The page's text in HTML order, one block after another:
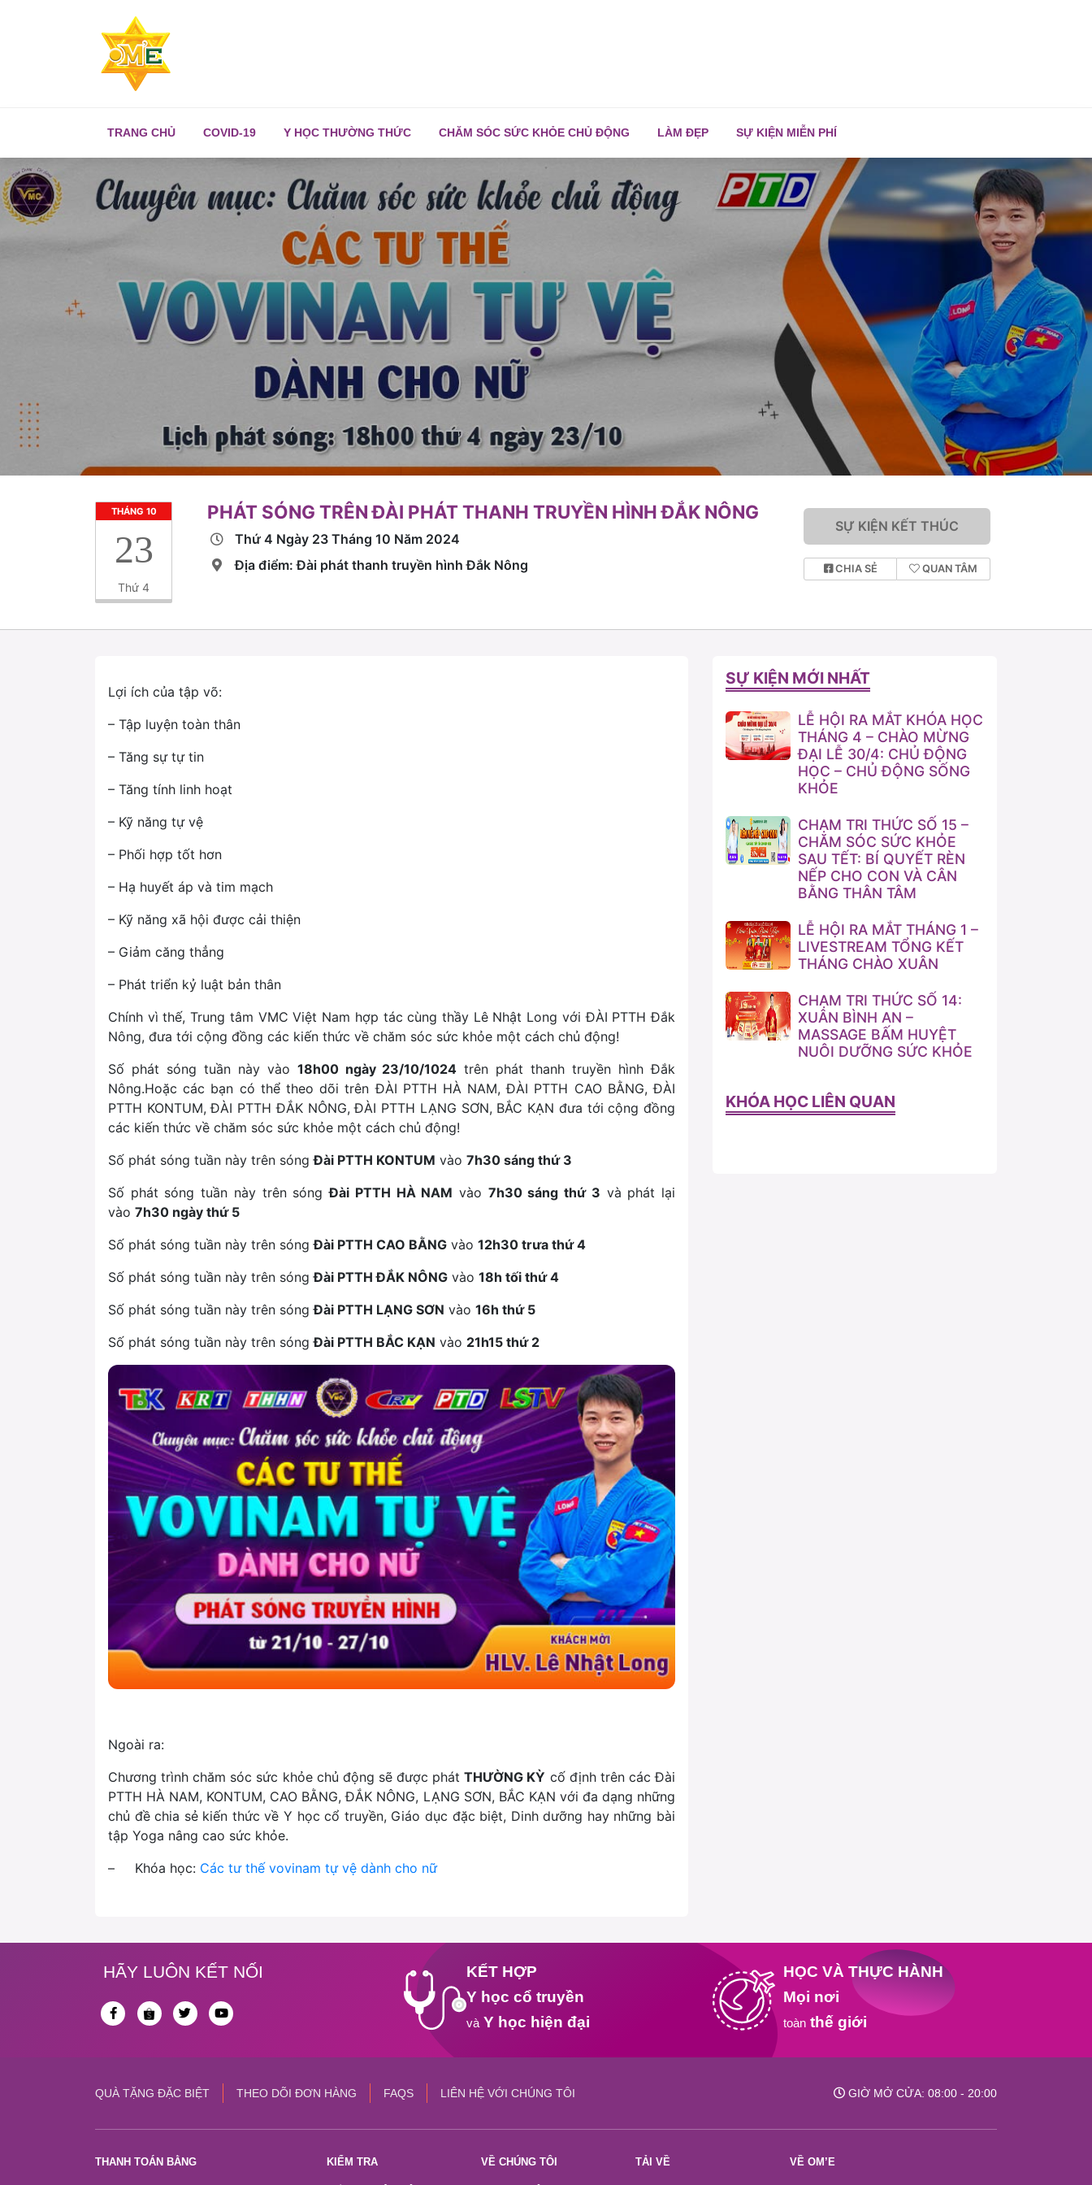
TRANG CHỦ COVID-19 Y HỌC THƯỜNG THỨC CHĂM SÓC SỨC KHỎE CHỦ ĐỘNG LÀM ĐẸP SỰ KIỆN MIỄN PHÍ
THÁNG 10
23
Thứ 4
PHÁT SÓNG TRÊN ĐÀI PHÁT THANH TRUYỀN HÌNH ĐẮK NÔNG
Thứ 4 Ngày 23 Tháng 10 Năm 2024
Địa điểm: Đài phát thanh truyền hình Đắk Nông
SỰ KIỆN KẾT THÚC
CHIA SẺ QUAN TÂM
Lợi ích của tập võ:
– Tập luyện toàn thân
– Tăng sự tự tin
– Tăng tính linh hoạt
– Kỹ năng tự vệ
– Phối hợp tốt hơn
– Hạ huyết áp và tim mạch
– Kỹ năng xã hội được cải thiện
– Giảm căng thẳng
– Phát triển kỷ luật bản thân
Chính vì thế, Trung tâm VMC Việt Nam hợp tác cùng thầy Lê Nhật Long với ĐÀI PTTH Đắk
Nông, đưa tới cộng đồng các kiến thức về chăm sóc sức khỏe một cách chủ động!
Số phát sóng tuần này vào 18h00 ngày 23/10/1024 trên phát thanh truyền hình Đắk
Nông.Hoặc các bạn có thể theo dõi trên ĐÀI PTTH HÀ NAM, ĐÀI PTTH CAO BẰNG, ĐÀI
PTTH KONTUM, ĐÀI PTTH ĐẮK NÔNG, ĐÀI PTTH LẠNG SƠN, BẮC KẠN đưa tới cộng đồng
các kiến thức về chăm sóc sức khỏe một cách chủ động!
Số phát sóng tuần này trên sóngĐài PTTH KONTUM vào 7h30 sáng thứ 3
Số phát sóng tuần này trên sóngĐài PTTH HÀ NAM vào 7h30 sáng thứ 3 và phát lại
vào 7h30 ngày thứ 5
Số phát sóng tuần này trên sóngĐài PTTH CAO BẰNG vào 12h30 trưa thứ 4
Số phát sóng tuần này trên sóngĐài PTTH ĐẮK NÔNG vào 18h tối thứ 4
Số phát sóng tuần này trên sóngĐài PTTH LẠNG SƠN vào 16h thứ 5
Số phát sóng tuần này trên sóngĐài PTTH BẮC KẠN vào 21h15 thứ 2
Ngoài ra:
Chương trình chăm sóc sức khỏe chủ động sẽ được phátTHƯỜNG KỲ cố định trên các Đài
PTTH HÀ NAM, KONTUM, CAO BẰNG, ĐẮK NÔNG, LẠNG SƠN, BẮC KẠN với đa dạng những
chủ đề chia sẻ kiến thức về Y học cổ truyền, Giáo dục đặc biệt, Dinh dưỡng hay những bài
tập Yoga nâng cao sức khỏe.
– Khóa học: Các tư thế vovinam tự vệ dành cho nữ
SỰ KIỆN MỚI NHẤT
LỄ HỘI RA MẮT KHÓA HỌC
THÁNG 4 – CHÀO MỪNG
ĐẠI LỄ 30/4: CHỦ ĐỘNG
HỌC – CHỦ ĐỘNG SỐNG
KHỎE
CHẠM TRI THỨC SỐ 15 –
CHĂM SÓC SỨC KHỎE
SAU TẾT: BÍ QUYẾT RÈN
NẾP CHO CON VÀ CÂN
BẰNG THÂN TÂM
LỄ HỘI RA MẮT THÁNG 1 –
LIVESTREAM TỔNG KẾT
THÁNG CHÀO XUÂN
CHẠM TRI THỨC SỐ 14:
XUÂN BÌNH AN –
MASSAGE BẤM HUYỆT
NUÔI DƯỠNG SỨC KHỎE
KHÓA HỌC LIÊN QUAN
HÃY LUÔN KẾT NỐI
KẾT HỢP
Y học cổ truyền
vàY học hiện đại
HỌC VÀ THỰC HÀNH
Mọi nơi
toànthế giới
QUÀ TẶNG ĐẶC BIỆT THEO DÕI ĐƠN HÀNG FAQS LIÊN HỆ VỚI CHÚNG TÔI GIỜ MỞ CỬA: 08:00 - 20:00
THANH TOÁN BẰNG KIỂM TRA VỀ CHÚNG TÔI TẢI VỀ VỀ OM’E